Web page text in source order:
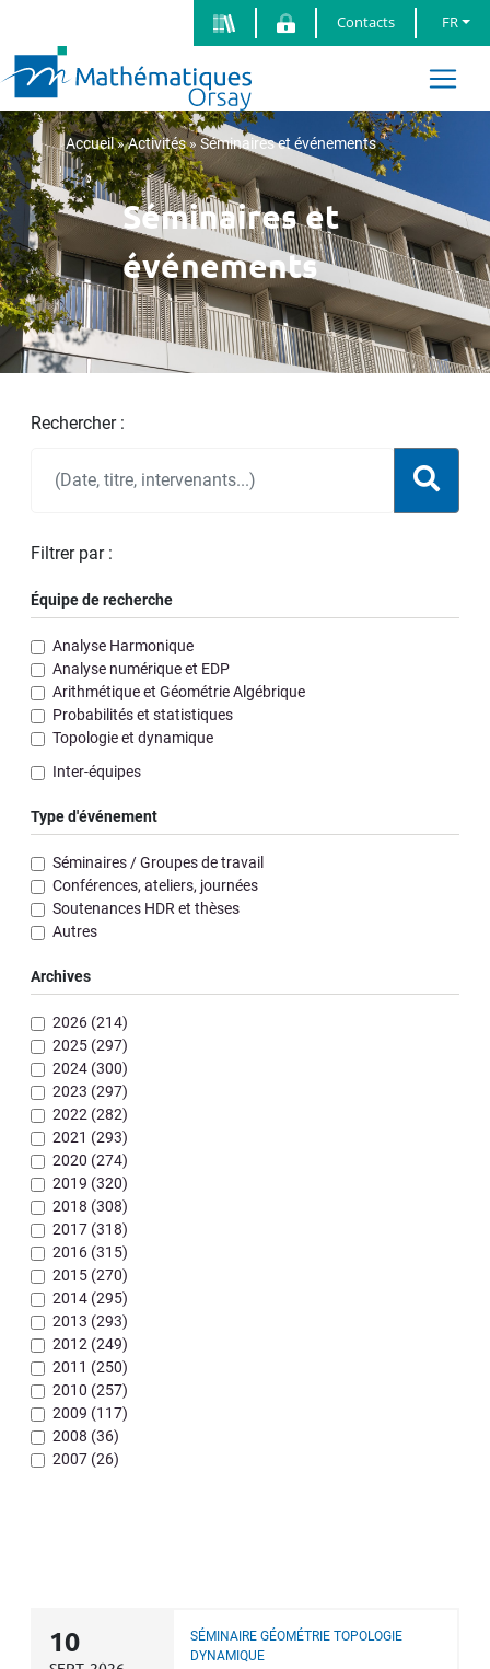
Contacts FR
Accueil»Activités» Séminaires et événements
Séminaires et
événements
Rechercher :
Filtrer par :
Équipe de recherche
Analyse Harmonique
Analyse numérique et EDP
Arithmétique et Géométrie Algébrique
Probabilités et statistiques
Topologie et dynamique
Inter-équipes
Type d'événement
Séminaires / Groupes de travail
Conférences, ateliers, journées
Soutenances HDR et thèses
Autres
Archives
2026 (214)
2025 (297)
2024 (300)
2023 (297)
2022 (282)
2021 (293)
2020 (274)
2019 (320)
2018 (308)
2017 (318)
2016 (315)
2015 (270)
2014 (295)
2013 (293)
2012 (249)
2011 (250)
2010 (257)
2009 (117)
2008 (36)
2007 (26)
10
SÉMINAIRE GÉOMÉTRIE TOPOLOGIE
DYNAMIQUE